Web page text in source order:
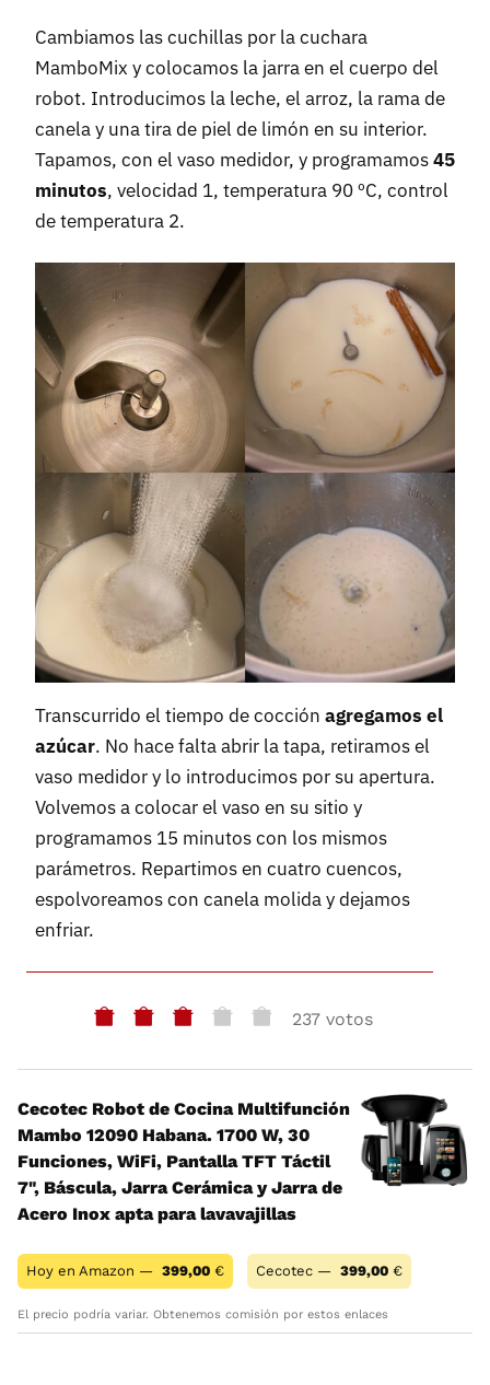
Cambiamos las cuchillas por la cuchara
MamboMix y colocamos la jarra en el cuerpo del
robot. Introducimos la leche, el arroz, la rama de
canela y una tira de piel de limón en su interior.
Tapamos, con el vaso medidor, y programamos45
minutos, velocidad 1, temperatura 90 ºC, control
de temperatura 2.
Transcurrido el tiempo de cocción agregamos el
azúcar. No hace falta abrir la tapa, retiramos el
vaso medidor y lo introducimos por su apertura.
Volvemos a colocar el vaso en su sitio y
programamos 15 minutos con los mismos
parámetros. Repartimos en cuatro cuencos,
espolvoreamos con canela molida y dejamos
enfriar.
237 votos
Cecotec Robot de Cocina Multifunción
Mambo 12090 Habana. 1700 W, 30
Funciones, WiFi, Pantalla TFT Táctil
7", Báscula, Jarra Cerámica y Jarra de
Acero Inox apta para lavavajillas
Hoy en Amazon — 399,00 € Cecotec — 399,00 €
El precio podría variar. Obtenemos comisión por estos enlaces